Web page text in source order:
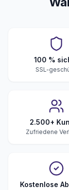
100 %
SSL-
2.500+
Zufriedene
Kostenlose